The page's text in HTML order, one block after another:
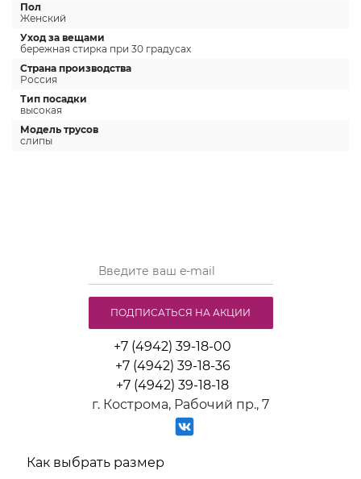
Пол
Женский
Уход за вещами
бережная стирка при 30 градусах
Страна производства
Россия
Тип посадки
высокая
Модель трусов
слипы
+7 (4942) 39-18-00
+7 (4942) 39-18-36
+7 (4942) 39-18-18
г. Кострома, Рабочий пр., 7
Как выбрать размер
ПОДПИСАТЬСЯ НА АКЦИИ